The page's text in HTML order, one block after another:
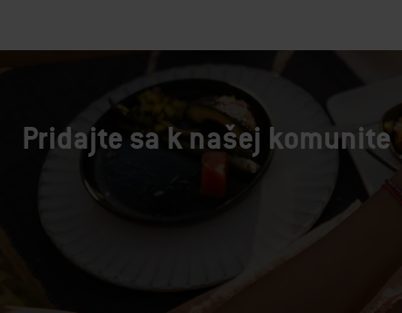
Pridajte sa k našej komunite